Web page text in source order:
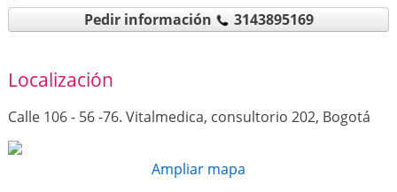
Pedir información
3143895169
Localización
Calle 106 - 56 -76. Vitalmedica, consultorio 202, Bogotá
Ampliar mapa